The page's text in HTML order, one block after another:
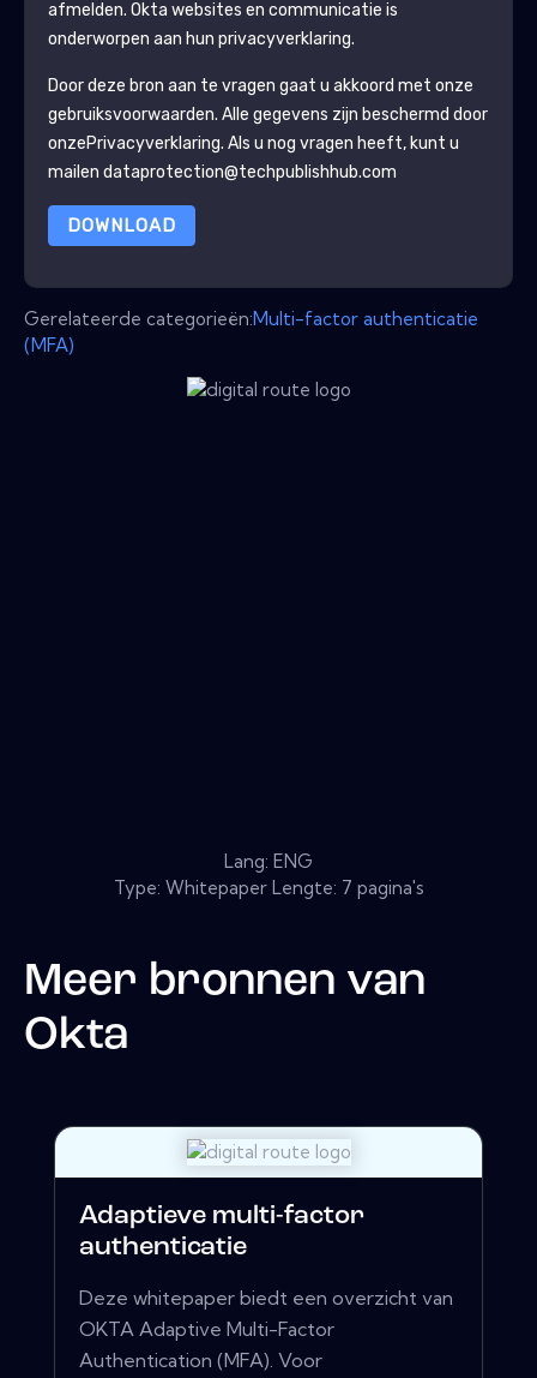
afmelden. Okta websites en communicatie is
onderworpen aan hun privacyverklaring.
Door deze bron aan te vragen gaat u akkoord met onze
gebruiksvoorwaarden. Alle gegevens zijn beschermd door
onzePrivacyverklaring. Als u nog vragen heeft, kunt u
mailen dataprotection@techpublishhub.com
DOWNLOAD
Gerelateerde categorieën:Multi-factor authenticatie
(MFA)
Lang: ENG
Type: Whitepaper Lengte: 7 pagina's
Meer bronnen van
Okta
Adaptieve multi-factor
authenticatie
Deze whitepaper biedt een overzicht van
OKTA Adaptive Multi-Factor
Authentication (MFA). Voor